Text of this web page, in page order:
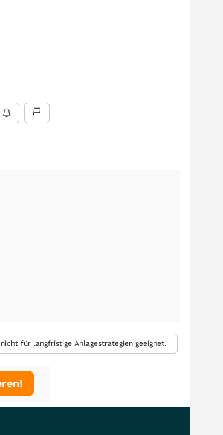
für langfristige Anlagestrategien geeignet.